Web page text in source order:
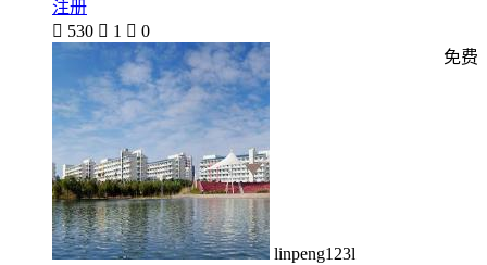
注册
 530  1  0
linpeng123l
免费